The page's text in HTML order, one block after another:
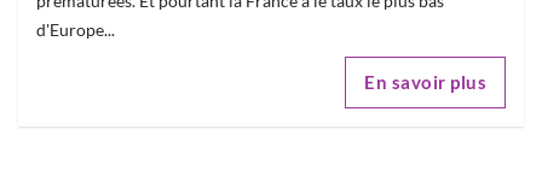
d'Europe...
En savoir plus